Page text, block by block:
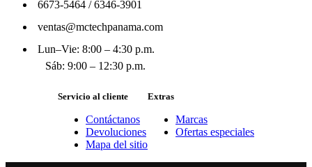
6673-5464/6346-3901
ventas@mctechpanama.com
Lun–Vie: 8:00 – 4:30 p.m.
Sáb: 9:00 – 12:30 p.m.
Servicio al cliente
Contáctanos
Devoluciones
Mapa del sitio
Extras
Marcas
Ofertas especiales